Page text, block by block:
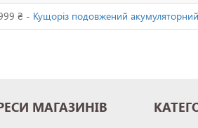
₴ - Кущоріз подовжений
МАГАЗИНІВ